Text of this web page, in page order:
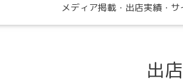
メディア掲載・出店実績・サ
出